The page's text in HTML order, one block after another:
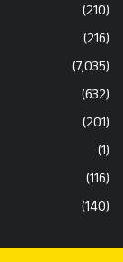
(210)
(216)
(7,035)
(632)
(201)
(1)
(116)
(140)